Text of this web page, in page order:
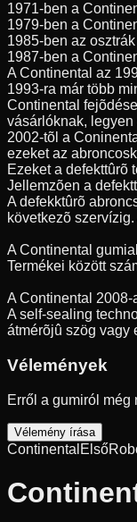
1971-ben a
1979-ben a
1985-ben az
1987-ben a
A Continental az
1993-ra már több
Continental
vásárlóknak,
2002-tõl a
ezeket az
Ezeket a defekttûrõ
Jellemzõen a
A defekktûrõ
következõ
A Continental
Termékei között
A Continental
A self-sealing
átmérõjû szög vagy
Vélemények
Erről a gumiról
Vélemény írása
Continental Első